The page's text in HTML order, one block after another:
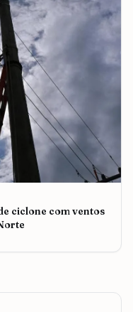
ciclone com ventos